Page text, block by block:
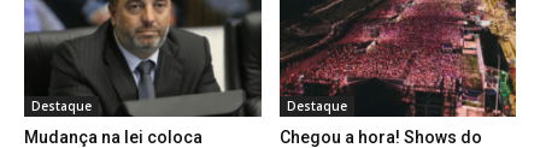
Destaque
Mudança na lei coloca
Destaque
Chegou a hora! Shows do